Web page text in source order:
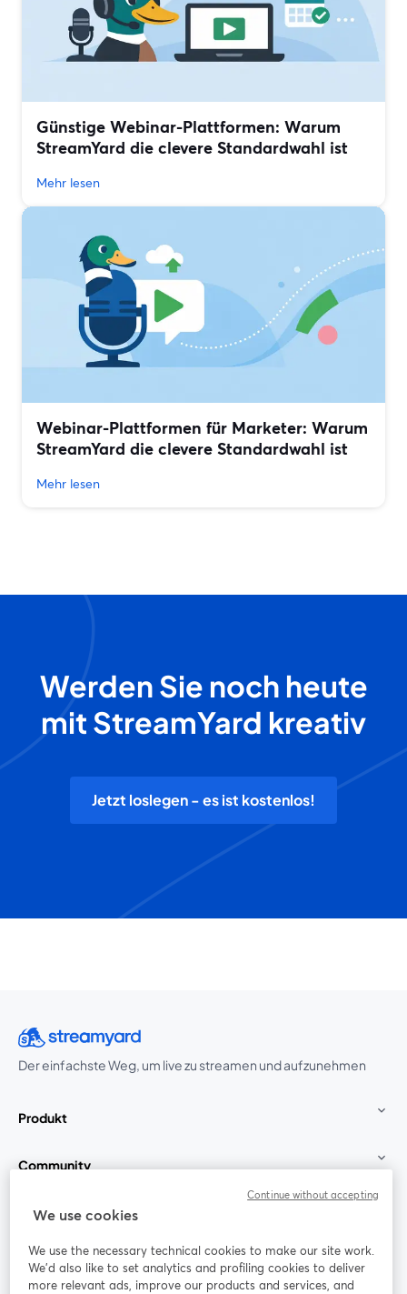
Günstige Webinar-Plattformen: Warum
StreamYard die clevere Standardwahl ist
Mehr lesen
Webinar-Plattformen für Marketer: Warum
StreamYard die clevere Standardwahl ist
Mehr lesen
Werden Sie noch heute
mit StreamYard kreativ
Jetzt loslegen - es ist kostenlos!
Der einfachste Weg, um live zu streamen und aufzunehmen
Produkt
Community
StreamYard für
Mitmachen
We use cookies
We use the necessary technical cookies to make our site work.
We'd also like to set analytics and profiling cookies to deliver
more relevant ads, improve our products and services, and
Continue without accepting